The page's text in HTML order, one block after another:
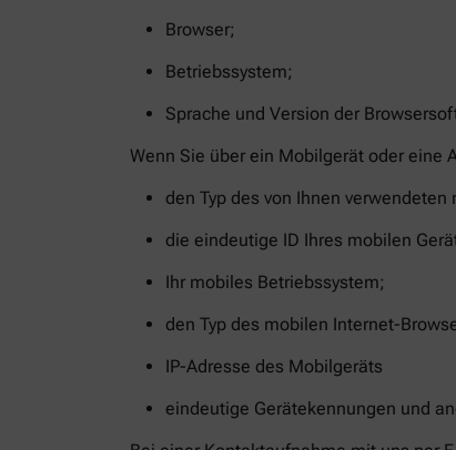
Browser;
Betriebssystem;
Sprache und Version der
Wenn Sie über ein Mobilgerät oder eine
den Typ des von Ihnen verwendeten
die eindeutige ID Ihres mobilen
Ihr mobiles Betriebssystem;
den Typ des mobilen Internet-
IP-Adresse des Mobilgeräts
eindeutige Gerätekennungen und